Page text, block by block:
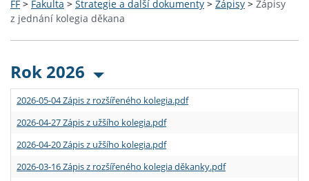
FF > Fakulta > Strategie a další dokumenty > Zápisy > Zápisy
z jednání kolegia děkana
Rok 2026
2026-05-04 Zápis z rozšířeného kolegia.pdf
2026-04-27 Zápis z užšího kolegia.pdf
2026-04-20 Zápis z užšího kolegia.pdf
2026-03-16 Zápis z rozšířeného kolegia děkanky.pdf